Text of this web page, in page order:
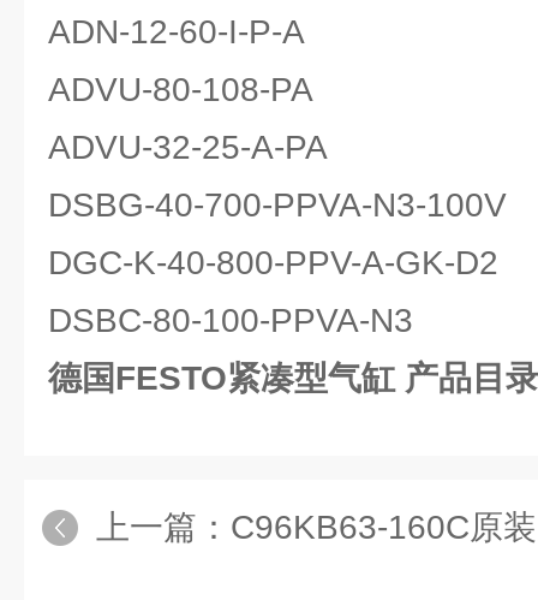
ADN-12-60-I-P-A
ADVU-80-108-PA
ADVU-32-25-A-PA
DSBG-40-700-PPVA-N3-100V
DGC-K-40-800-PPV-A-GK-D2
DSBC-80-100-PPVA-N3
德国FESTO紧凑型气缸 产品目录
上一篇： C96KB63-160C原装产